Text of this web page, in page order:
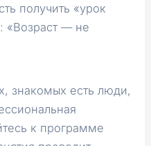
получить «урок
«Возраст — не
знакомых есть люди,
к программе